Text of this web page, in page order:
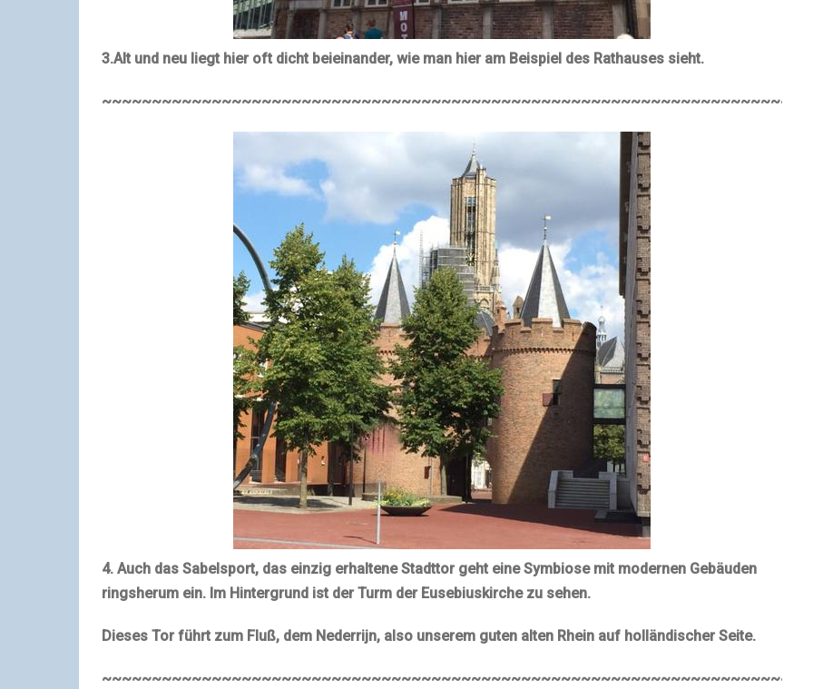
3.Alt und neu liegt hier oft dicht beieinander, wie man hier am Beispiel des Rathauses sieht.
4. Auch das Sabelsport, das einzig erhaltene Stadttor geht eine Symbiose mit modernen Gebäuden
ringsherum ein. Im Hintergrund ist der Turm der Eusebiuskirche zu sehen.
Dieses Tor führt zum Fluß, dem Nederrijn, also unserem guten alten Rhein auf holländischer Seite.